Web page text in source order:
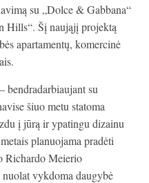
su „Dolce & Gabbana“
Hills“. Šį naująjį projektą
apartamentų, komercinė
bendradarbiaujant su
šiuo metu statoma
į jūrą ir ypatingu dizainu
planuojama pradėti
Richardo Meierio
vykdoma daugybė